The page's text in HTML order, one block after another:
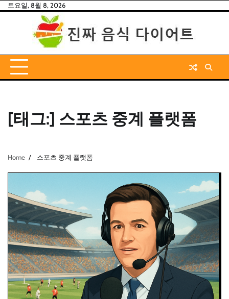
Skip토요일, 8월 8, 2026
[태그:] 스포츠 중계 플랫폼
Home 스포츠 중계 플랫폼